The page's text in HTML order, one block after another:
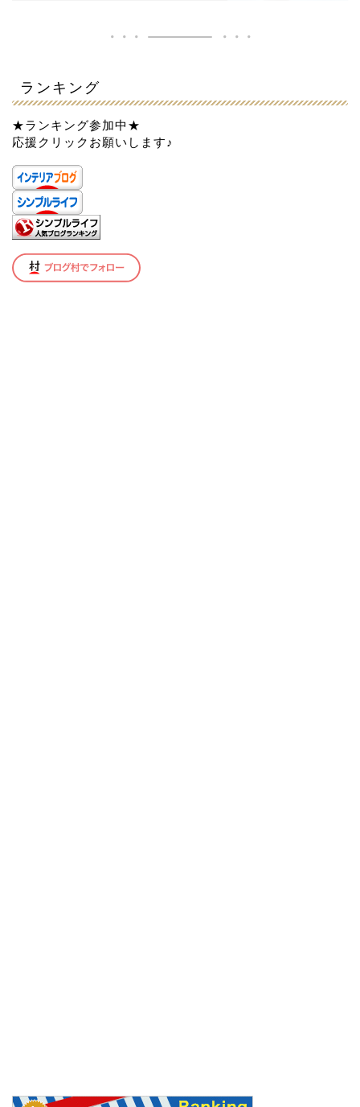
ランキング
★ランキング参加中★
応援クリックお願いします♪